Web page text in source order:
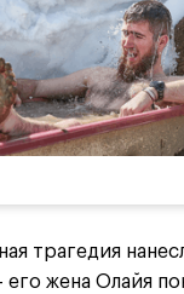
трагедия
жена Олайя